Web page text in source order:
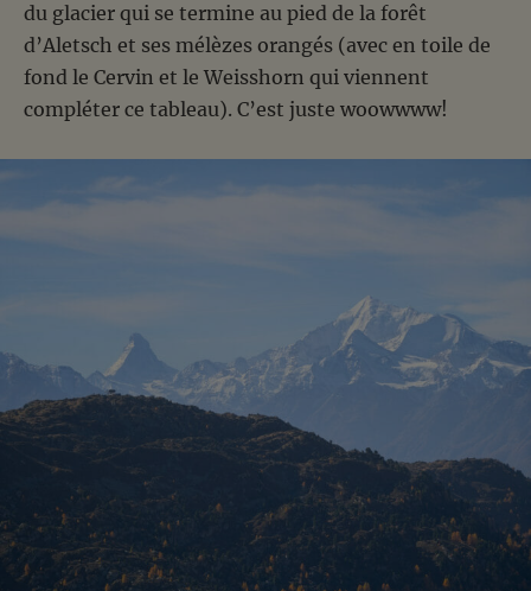
du glacier qui se termine au pied de la forêt
d’Aletsch et ses mélèzes orangés (avec en toile de
fond le Cervin et le Weisshorn qui viennent
compléter ce tableau). C’est juste woowwww!